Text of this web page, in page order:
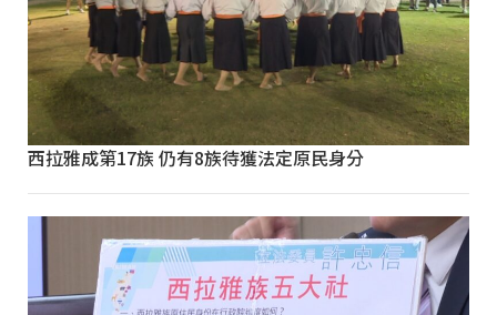
西拉雅成第17族 仍有8族待獲法定原民身分